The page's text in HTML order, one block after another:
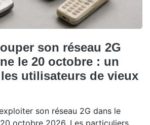
son réseau 2G
le 20 octobre : un
utilisateurs de vieux
son réseau 2G dans le
octobre 2026. Les particuliers